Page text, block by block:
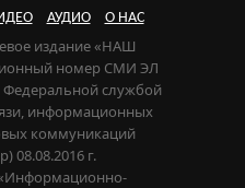
АУДИО О НАС
издание «НАШ
номер СМИ ЭЛ
службой
информационных
коммуникаций
08.08.2016 г.